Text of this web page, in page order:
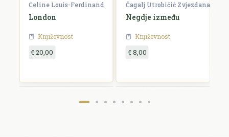
Celine Louis-Ferdinand
London
Književnost
€ 20,00
Čagalj Utrobičić Zvjezdana
Negdje između
Književnost
€ 8,00